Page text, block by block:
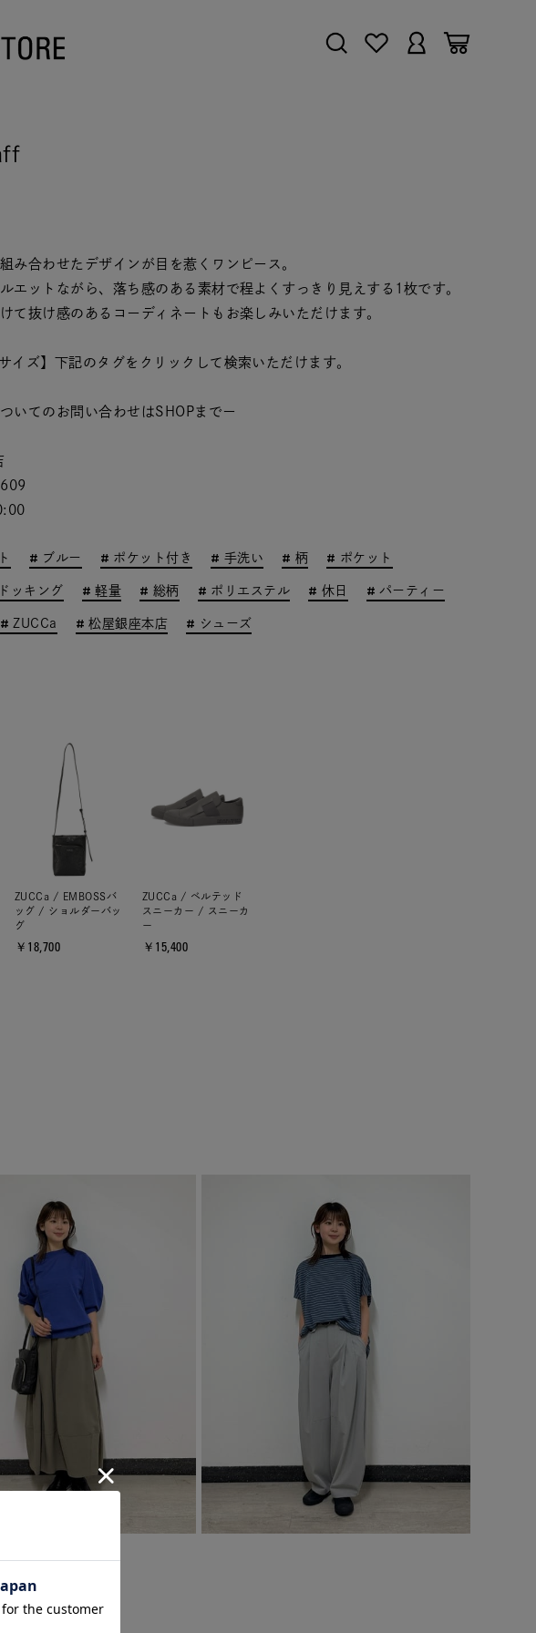
み合わせたデザインが目を惹くワンピース。
エットながら、落ち感のある素材で程よくすっきり見えする1枚です。
て抜け感のあるコーディネートもお楽しみいただけます。
イズ】下記のタグをクリックして検索いただけます。
いてのお問い合わせはSHOPまでー
ブルー ポケット付き 手洗い 柄 ポケット
ドッキング 軽量 総柄 ポリエステル 休日 パーティー
ZUCCa 松屋銀座本店 シューズ
ZUCCa / EMBOSSバ
ッグ / ショルダーバッ
グ
￥18,700
ZUCCa / ベルテッド
スニーカー / スニーカ
ー
￥15,400